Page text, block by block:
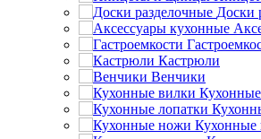
Доски
Кастрюли
Венчики
Кухонные